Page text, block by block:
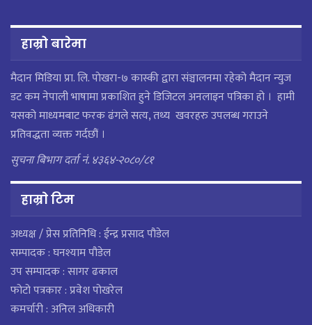
हाम्रो बारेमा
मैदान मिडिया प्रा. लि. पाेखरा-७ कास्की द्वारा संञ्चालनमा रहेको मैदान न्युज
डट कम नेपाली भाषामा प्रकाशित हुने डिजिटल अनलाइन पत्रिका हो । हामी
यसको माध्यमबाट फरक ढंगले सत्य, तथ्य खवरहरु उपलब्ध गराउने
प्रतिवद्धता व्यक्त गर्दछौं ।
सुचना बिभाग दर्ता नं. ४३६४-२०८०/८१
हाम्राे टिम
अध्यक्ष / प्रेस प्रतिनिधि : ईन्द्र प्रसाद पौडेल
सम्पादक : घनश्याम पौडेल
उप सम्पादक : सागर ढकाल
फोटो पत्रकार : प्रवेश पोखरेल
कमर्चारी : अनिल अधिकारी